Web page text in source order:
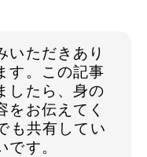
いただきあり
す。この記事
したら、身の
をお伝えてく
も共有してい
す。